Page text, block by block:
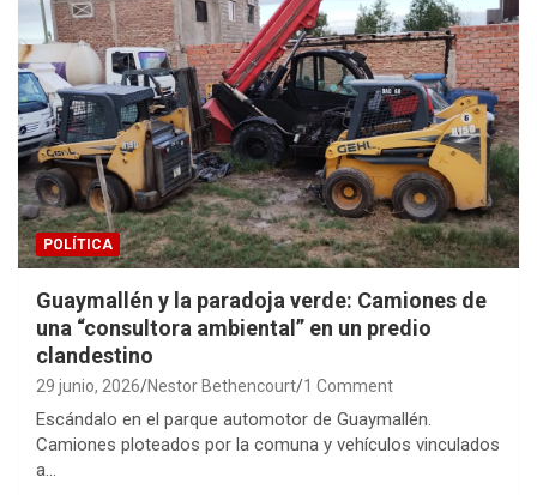
POLÍTICA
Guaymallén y la paradoja verde: Camiones de
una “consultora ambiental” en un predio
clandestino
29 junio, 2026 Nestor Bethencourt 1 Comment
Escándalo en el parque automotor de Guaymallén.
Camiones ploteados por la comuna y vehículos vinculados
a…